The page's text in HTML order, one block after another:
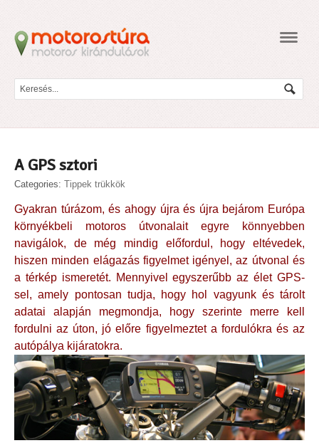
A GPS sztori
Categories: Tippek trükkök
Gyakran túrázom, és ahogy újra és újra bejárom Európa
környékbeli motoros útvonalait egyre könnyebben
navigálok, de még mindig előfordul, hogy eltévedek,
hiszen minden elágazás figyelmet igényel, az útvonal és
a térkép ismeretét. Mennyivel egyszerűbb az élet GPS-
sel, amely pontosan tudja, hogy hol vagyunk és tárolt
adatai alapján megmondja, hogy szerinte merre kell
fordulni az úton, jó előre figyelmeztet a fordulókra és az
autópálya kijáratokra.